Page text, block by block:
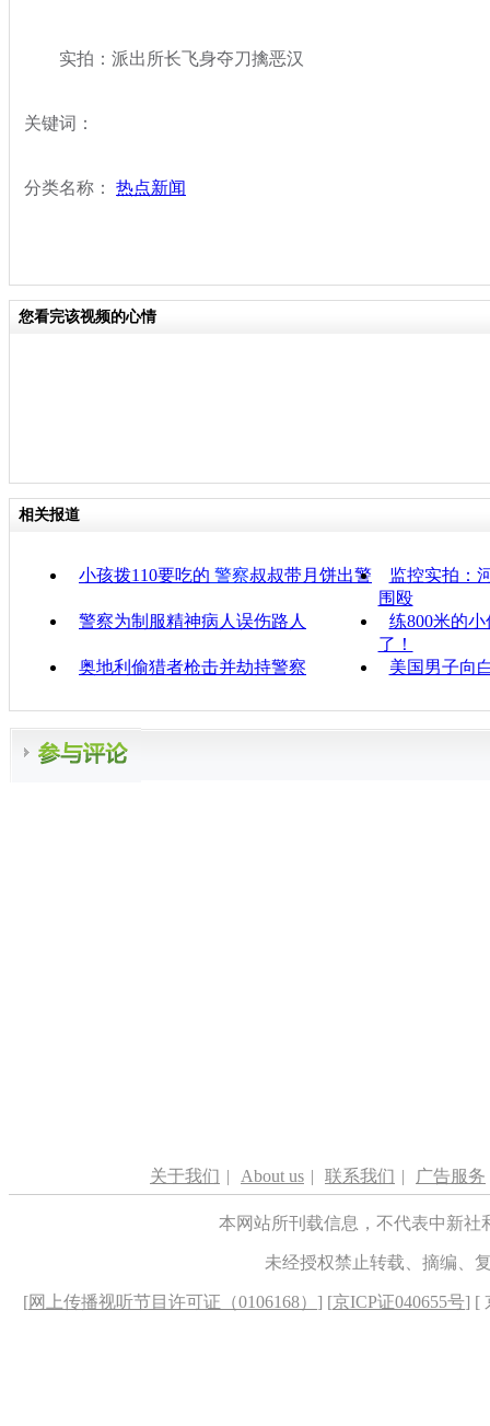
实拍：派出所长飞身夺刀擒恶汉
关键词：
分类名称： 热点新闻
您看完该视频的心情
相关报道
小孩拨110要吃的 警察叔叔带月饼出警
监控实拍：
围殴
警察为制服精神病人误伤路人
练800米的
了！
奥地利偷猎者枪击并劫持警察
美国男子向
关于我们 | About us | 联系我们 | 广告服务
本网站所刊载信息，不代表中新
未经授权禁止转载、摘编、
[网上传播视听节目许可证（0106168） ] [京ICP证040655号] [